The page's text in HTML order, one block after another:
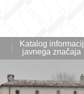
Katalog informacij
javnega značaja